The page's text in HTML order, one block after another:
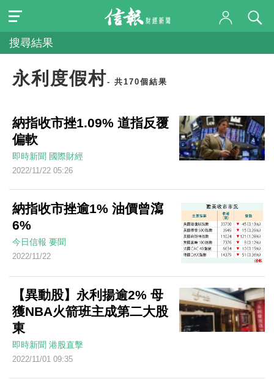
搜尋結果
永利度假村- 共170個結果
納指收市挫1.09% 道指反覆
偏軟
即時新聞 國際財經
2022/11/22 05:26
納指收市挫逾1% 油價曾瀉
6%
今日信報 要聞
2022/11/22
【異動股】永利揚逾2% 母
獲NBA火箭班主成第二大股
東
即時新聞 港股直擊
2022/11/01 09:35